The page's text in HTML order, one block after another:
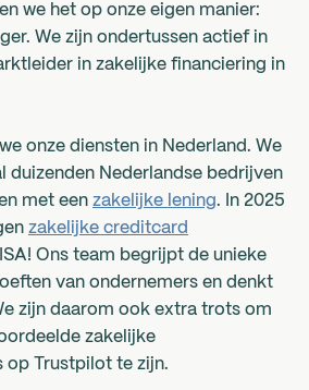
we het op onze eigen manier:
We zijn ondertussen actief in
in zakelijke financiering in
onze diensten in Nederland. We
duizenden Nederlandse bedrijven
met een zakelijke lening. In 2025
zakelijke creditcard
Ons team begrijpt de unieke
van ondernemers en denkt
zijn daarom ook extra trots om
zakelijke
op Trustpilot te zijn.